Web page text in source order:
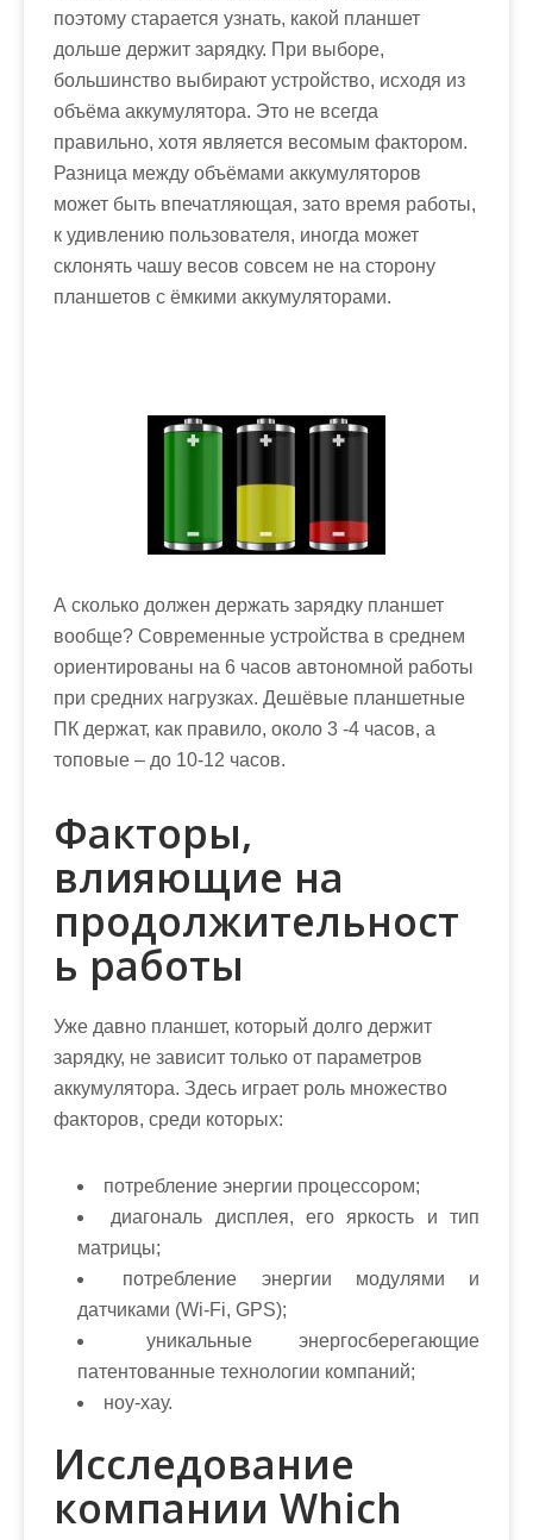
поэтому старается узнать, какой планшет
дольше держит зарядку. При выборе,
большинство выбирают устройство, исходя из
объёма аккумулятора. Это не всегда
правильно, хотя является весомым фактором.
Разница между объёмами аккумуляторов
может быть впечатляющая, зато время работы,
к удивлению пользователя, иногда может
склонять чашу весов совсем не на сторону
планшетов с ёмкими аккумуляторами.
А сколько должен держать зарядку планшет
вообще? Современные устройства в среднем
ориентированы на 6 часов автономной работы
при средних нагрузках. Дешёвые планшетные
ПК держат, как правило, около 3 -4 часов, а
топовые – до 10-12 часов.
Факторы,
влияющие на
продолжительност
ь работы
Уже давно планшет, который долго держит
зарядку, не зависит только от параметров
аккумулятора. Здесь играет роль множество
факторов, среди которых:
потребление энергии процессором;
диагональ дисплея, его яркость и тип
матрицы;
потребление энергии модулями и
датчиками (Wi-Fi, GPS);
уникальные энергосберегающие
патентованные технологии компаний;
ноу-хау.
Исследование
компании Which